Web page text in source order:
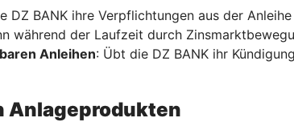
DZ BANK ihre Verpflichtungen aus der
während der Laufzeit durch
Anleihen: Übt die DZ BANK ihr
Anlageprodukten